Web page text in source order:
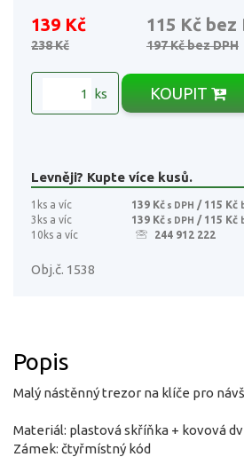
139 Kč 115 Kč bez
238 Kč 197 Kčbez DPH
ks KOUPIT
Levněji? Kupte více kusů.
1ks a víc 139 Kč s DPH / 115 Kč
3ks a víc
139 Kč s DPH / 115 Kč
10ks a víc
244 912 222
Obj.č. 1538
Popis
Malý nástěnný trezor na klíče pro
Materiál: plastová skříňka + kovová
Zámek: čtyřmístný kód